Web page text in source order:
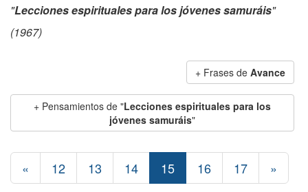
"Lecciones espirituales para los jóvenes samuráis"
(1967)
+ Frases de Avance
+ Pensamientos de "Lecciones espirituales para los
jóvenes samuráis"
« 12 13 14 15 16 17 »